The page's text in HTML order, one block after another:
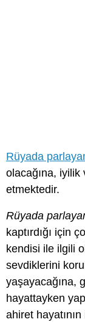
Rüyada
olacağına, iyilik
etmektedir.
Rüyada
kaptırdığı için
kendisi ile ilgili
sevdiklerini
yaşayacağına,
hayattayken
ahiret